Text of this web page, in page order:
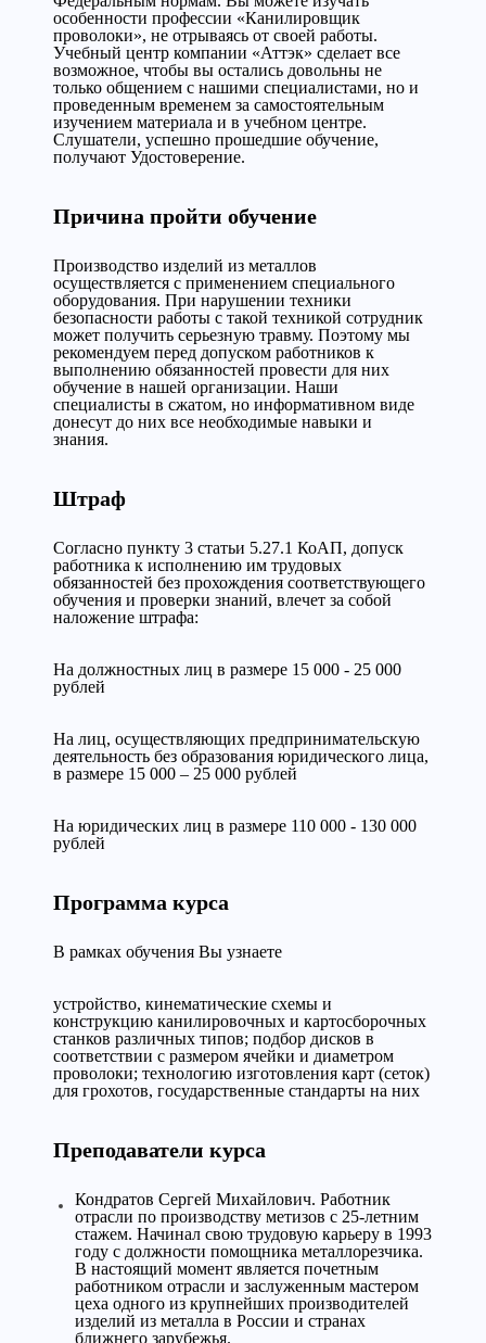
особенности профессии «Канилировщик
проволоки», не отрываясь от своей работы.
Учебный центр компании «Аттэк» сделает все
возможное, чтобы вы остались довольны не
только общением с нашими специалистами, но и
проведенным временем за самостоятельным
изучением материала и в учебном центре.
Слушатели, успешно прошедшие обучение,
получают Удостоверение.
Причина пройти обучение
Производство изделий из металлов
осуществляется с применением специального
оборудования. При нарушении техники
безопасности работы с такой техникой сотрудник
может получить серьезную травму. Поэтому мы
рекомендуем перед допуском работников к
выполнению обязанностей провести для них
обучение в нашей организации. Наши
специалисты в сжатом, но информативном виде
донесут до них все необходимые навыки и
знания.
Штраф
Согласно пункту 3 статьи 5.27.1 КоАП, допуск
работника к исполнению им трудовых
обязанностей без прохождения соответствующего
обучения и проверки знаний, влечет за собой
наложение штрафа:
На должностных лиц в размере 15 000 - 25 000
рублей
На лиц, осуществляющих предпринимательскую
деятельность без образования юридического лица,
в размере 15 000 – 25 000 рублей
На юридических лиц в размере 110 000 - 130 000
рублей
Программа курса
В рамках обучения Вы узнаете
устройство, кинематические схемы и
конструкцию канилировочных и картосборочных
станков различных типов; подбор дисков в
соответствии с размером ячейки и диаметром
проволоки; технологию изготовления карт (сеток)
для грохотов, государственные стандарты на них
Преподаватели курса
Кондратов Сергей Михайлович. Работник
отрасли по производству метизов с 25-летним
стажем. Начинал свою трудовую карьеру в 1993
году с должности помощника металлорезчика.
В настоящий момент является почетным
работником отрасли и заслуженным мастером
цеха одного из крупнейших производителей
изделий из металла в России и странах
ближнего зарубежья.